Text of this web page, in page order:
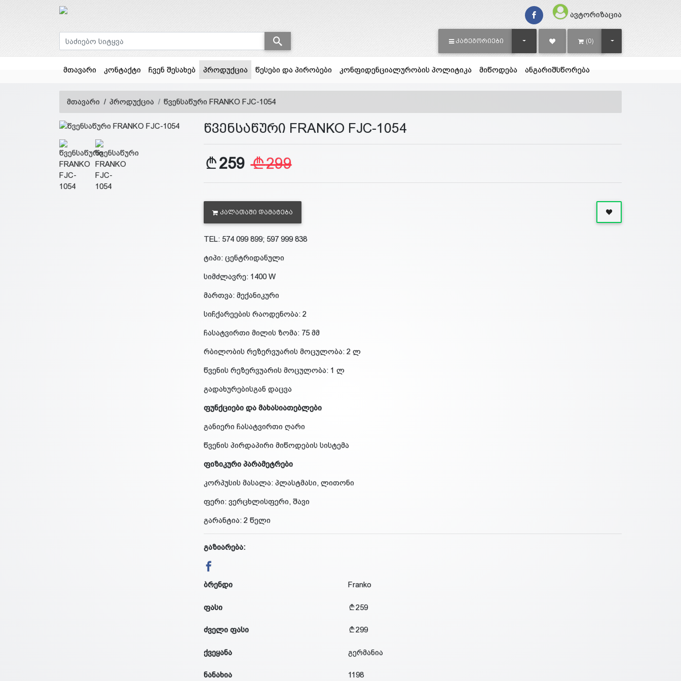
ავტორიზაცია
ᲙᲐᲢᲔᲒᲝᲠᲘᲔᲑᲘ TOGGLE DROPDOWN(0) TOGGLE DROPDOWN
მთავარი კონტაქტი ჩვენ შესახებ პროდუქცია(current)
წესები და პირობები კონფიდენციალურობის პოლიტიკა მიწოდება ანგარიშსწორება
მთავარი პროდუქცია წვენსაწური FRANKO FJC-1054
წვენსაწური FRANKO FJC-1054
259 299
ᲙᲐᲚᲐᲗᲐᲨᲘ ᲓᲐᲛᲐᲢᲔᲑᲐ
TEL: 574 099 899; 597 999 838
ტიპი: ცენტრიდანული
სიმძლავრე: 1400 W
მართვა: მექანიკური
სიჩქარეების რაოდენობა: 2
ჩასატვირთი მილის ზომა: 75 მმ
რბილობის რეზერვუარის მოცულობა: 2 ლ
წვენის რეზერვუარის მოცულობა: 1 ლ
გადახურებისგან დაცვა
ფუნქციები და მახასიათებლები
განიერი ჩასატვირთი ღარი
წვენის პირდაპირი მიწოდების სისტემა
ფიზიკური პარამეტრები
კორპუსის მასალა: პლასტმასი, ლითონი
ფერი: ვერცხლისფერი, შავი
გარანტია: 2 წელი
გაზიარება:
ბრენდი Franko
ფასი 259
ძველი ფასი 299
ქვეყანა გერმანია
ნანახია 1198